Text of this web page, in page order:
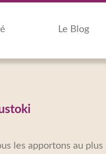
Le Blog
les apportons au